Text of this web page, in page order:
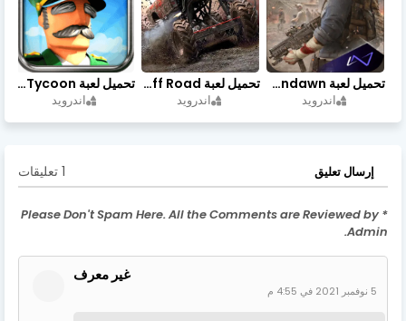
تحميل لعبة Undawn مهكرة للأندرويد أخر إصدار | تحميل مباشر + موارد غير محدودة
اندرويد
تحميل لعبة Trucks Off Road مهكرة اخر اصدار
اندرويد
تحميل لعبة Idle Military SCH Tycoon مهكرة آخر إصدار
اندرويد
إرسال تعليق 1 تعليقات
* Please Don't Spam Here. All the Comments are Reviewed by
Admin.
غير معرف
5 نوفمبر 2021 في 4:55 م